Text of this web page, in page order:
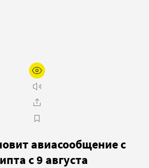
авиасообщение с
с 9 августа